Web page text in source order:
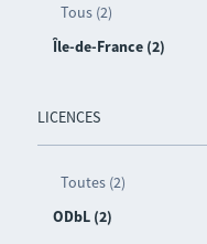
Tous (2)
Île-de-France (2)
LICENCES
Toutes (2)
ODbL (2)